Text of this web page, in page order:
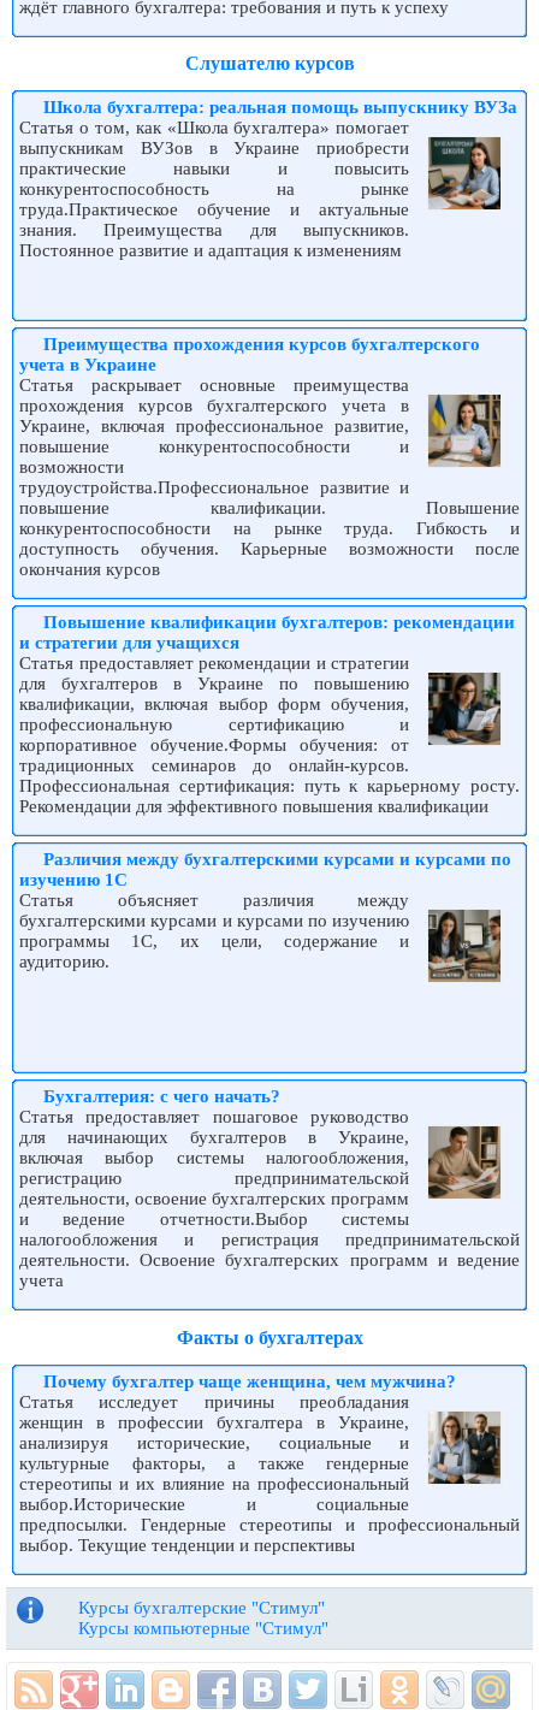
ждёт главного бухгалтера: требования и путь к успеху
Слушателю курсов
Школа бухгалтера: реальная помощь выпускнику ВУЗа
Статья о том, как «Школа бухгалтера» помогает
выпускникам ВУЗов в Украине приобрести
практические навыки и повысить
конкурентоспособность на рынке
труда.Практическое обучение и актуальные
знания. Преимущества для выпускников.
Постоянное развитие и адаптация к изменениям
Преимущества прохождения курсов бухгалтерского
учета в Украине
Статья раскрывает основные преимущества
прохождения курсов бухгалтерского учета в
Украине, включая профессиональное развитие,
повышение конкурентоспособности и
возможности
трудоустройства.Профессиональное развитие и
повышение квалификации. Повышение
конкурентоспособности на рынке труда. Гибкость и
доступность обучения. Карьерные возможности после
окончания курсов
Повышение квалификации бухгалтеров: рекомендации
и стратегии для учащихся
Статья предоставляет рекомендации и стратегии
для бухгалтеров в Украине по повышению
квалификации, включая выбор форм обучения,
профессиональную сертификацию и
корпоративное обучение.Формы обучения: от
традиционных семинаров до онлайн-курсов.
Профессиональная сертификация: путь к карьерному росту.
Рекомендации для эффективного повышения квалификации
Различия между бухгалтерскими курсами и курсами по
изучению 1С
Статья объясняет различия между
бухгалтерскими курсами и курсами по изучению
программы 1С, их цели, содержание и
аудиторию.
Бухгалтерия: с чего начать?
Статья предоставляет пошаговое руководство
для начинающих бухгалтеров в Украине,
включая выбор системы налогообложения,
регистрацию предпринимательской
деятельности, освоение бухгалтерских программ
и ведение отчетности.Выбор системы
налогообложения и регистрация предпринимательской
деятельности. Освоение бухгалтерских программ и ведение
учета
Факты о бухгалтерах
Почему бухгалтер чаще женщина, чем мужчина?
Статья исследует причины преобладания
женщин в профессии бухгалтера в Украине,
анализируя исторические, социальные и
культурные факторы, а также гендерные
стереотипы и их влияние на профессиональный
выбор.Исторические и социальные
предпосылки. Гендерные стереотипы и профессиональный
выбор. Текущие тенденции и перспективы
Курсы бухгалтерские "Стимул"
Курсы компьютерные "Стимул"